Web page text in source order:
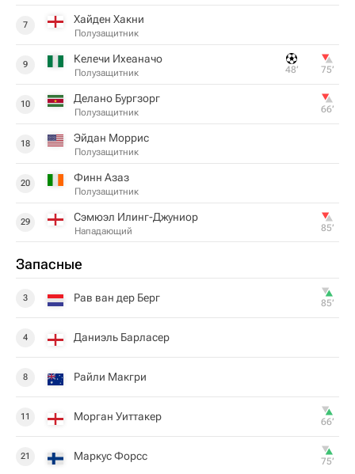
7 Хайден Хакни
Полузащитник
9 Келечи Ихеаначо
Полузащитник 48‎’‎ 75‎’‎
10 Делано Бургзорг
Полузащитник 66‎’‎
18 Эйдан Моррис
Полузащитник
20 Финн Азаз
Полузащитник
29 Сэмюэл Илинг-Джуниор
Нападающий 85‎’‎
Запасные
3 Рав ван дер Берг 85‎’‎
4 Даниэль Барласер
8 Райли Макгри
11 Морган Уиттакер 66‎’‎
21 Маркус Форсс 75‎’‎